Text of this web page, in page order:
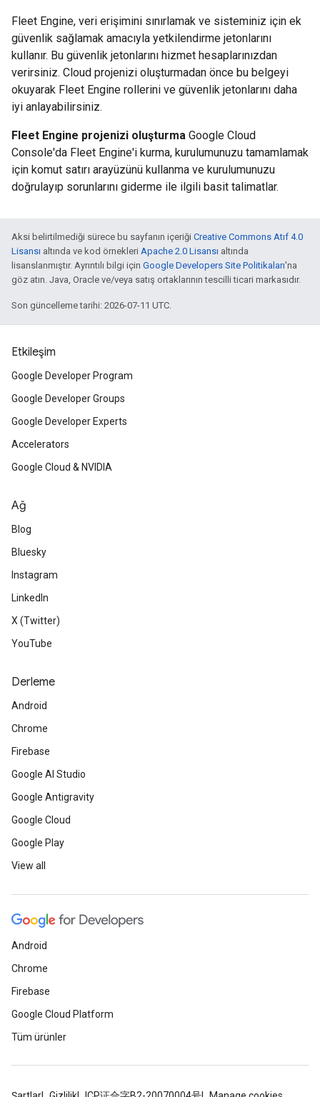
Fleet Engine, veri erişimini sınırlamak ve sisteminiz için ek
güvenlik sağlamak amacıyla yetkilendirme jetonlarını
kullanır. Bu güvenlik jetonlarını hizmet hesaplarınızdan
verirsiniz. Cloud projenizi oluşturmadan önce bu belgeyi
okuyarak Fleet Engine rollerini ve güvenlik jetonlarını daha
iyi anlayabilirsiniz.
Fleet Engine projenizi oluşturma Google Cloud
Console'da Fleet Engine'i kurma, kurulumunuzu tamamlamak
için komut satırı arayüzünü kullanma ve kurulumunuzu
doğrulayıp sorunlarını giderme ile ilgili basit talimatlar.
Aksi belirtilmediği sürece bu sayfanın içeriği Creative Commons Atıf 4.0
Lisansı altında ve kod örnekleri Apache 2.0 Lisansı altında
lisanslanmıştır. Ayrıntılı bilgi için Google Developers Site Politikaları'na
göz atın. Java, Oracle ve/veya satış ortaklarının tescilli ticari markasıdır.
Son güncelleme tarihi: 2026-07-11 UTC.
Etkileşim
Google Developer Program
Google Developer Groups
Google Developer Experts
Accelerators
Google Cloud & NVIDIA
Ağ
Blog
Bluesky
Instagram
LinkedIn
X (Twitter)
YouTube
Derleme
Android
Chrome
Firebase
Google AI Studio
Google Antigravity
Google Cloud
Google Play
View all
Android
Chrome
Firebase
Google Cloud Platform
Tüm ürünler